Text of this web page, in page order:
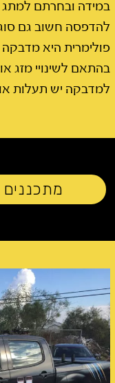
במידה ובחרתם
להדפסה חשוב גם
פולימרית היא
בהתאם לשינויי מזג
למדבקה יש תעלות